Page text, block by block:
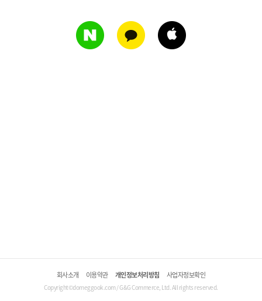
회사소개 이용약관 개인정보처리방침 사업자정보확인
Copyright©domeggook.com / G&G Commerce, Ltd. All rights reserved.